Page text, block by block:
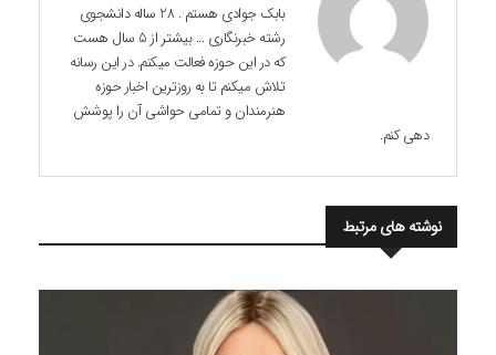
بابک جوادی هستم . 28 ساله دانشجوی
رشته خبرنگاری ... بیشتر از 5 سال هست
که در این حوزه فعالت میکنم. در این رسانه
تلاش میکنم تا به روزترین اخبار حوزه
هنرمندان و تمامی حواشی آن را پوشش
دهی کنم.
نوشته های مرتبط